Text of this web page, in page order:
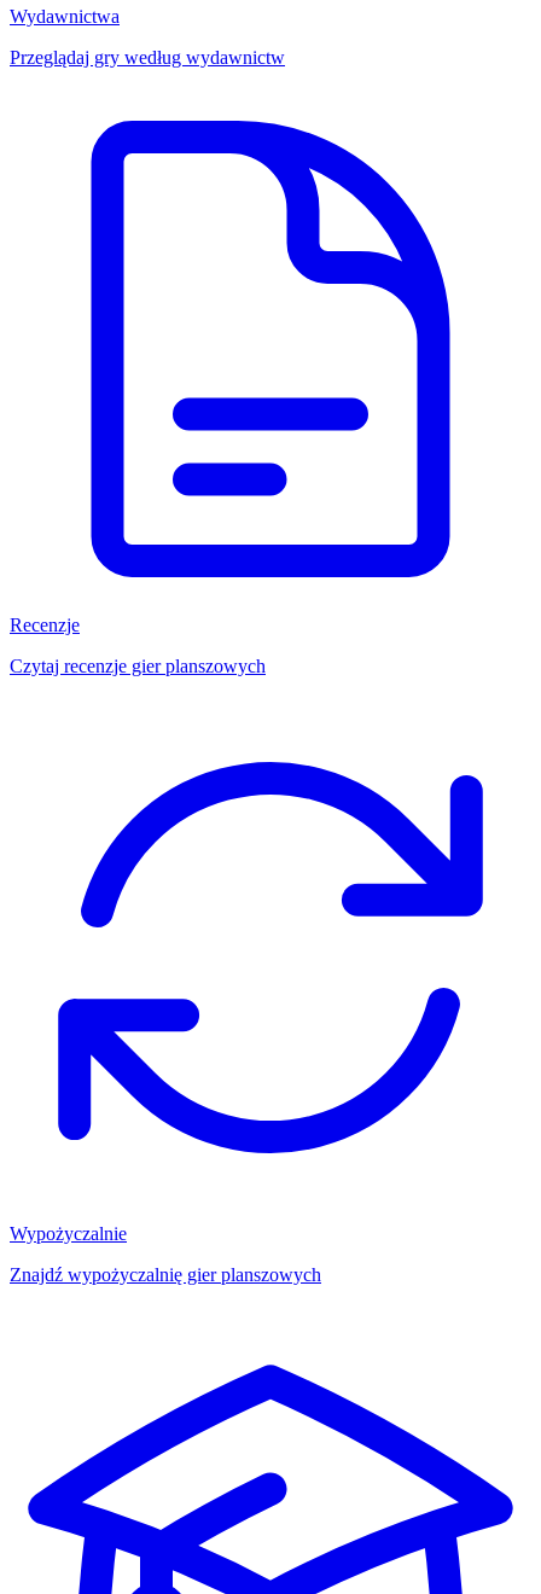
Wydawnictwa
Przeglądaj gry według wydawnictw
Recenzje
Czytaj recenzje gier planszowych
Wypożyczalnie
Znajdź wypożyczalnię gier planszowych